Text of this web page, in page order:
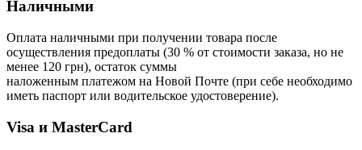
Наличными
Оплата наличными при получении товара после
осуществления предоплаты (30 % от стоимости заказа, но не
менее 120 грн), остаток суммы
наложенным платежом на Новой Почте (при себе необходимо
иметь паспорт или водительское удостоверение).
Visa и MasterCard